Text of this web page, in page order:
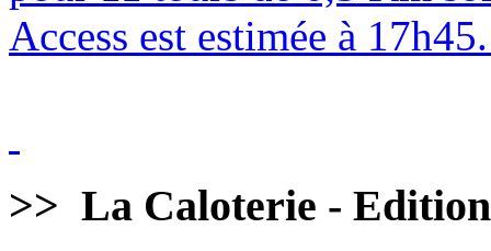
Access est estimée à
>> La Caloterie -